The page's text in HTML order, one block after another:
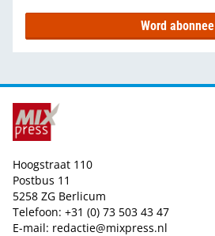
Word abonnee
Hoogstraat 110
Postbus 11
5258 ZG Berlicum
Telefoon: +31 (0) 73 503 43 47
E-mail: redactie@mixpress.nl